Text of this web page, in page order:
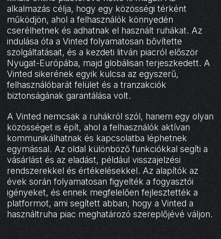
alkalmazás célja, hogy egy közösségi térként
működjön, ahol a felhasználók könnyedén
cserélhetnek és adhatnak el használt ruhákat. Az
indulása óta a Vinted folyamatosan bővítette
szolgáltatásait, és a kezdeti litván piacról először
Nyugat-Európába, majd globálisan terjeszkedett. A
Vinted sikerének egyik kulcsa az egyszerű,
felhasználóbarát felület és a tranzakciók
biztonságának garantálása volt.
A Vinted nemcsak a ruhákról szól, hanem egy olyan
közösséget is épít, ahol a felhasználók aktívan
kommunikálhatnak és kapcsolatba léphetnek
egymással. Az oldal különböző funkciókkal segíti a
vásárlást és az eladást, például visszajelzési
rendszerekkel és értékelésekkel. Az alapítók az
évek során folyamatosan figyelték a fogyasztói
igényeket, és ennek megfelelően fejlesztették a
platformot, ami segített abban, hogy a Vinted a
használtruha piac meghatározó szereplőjévé váljon.